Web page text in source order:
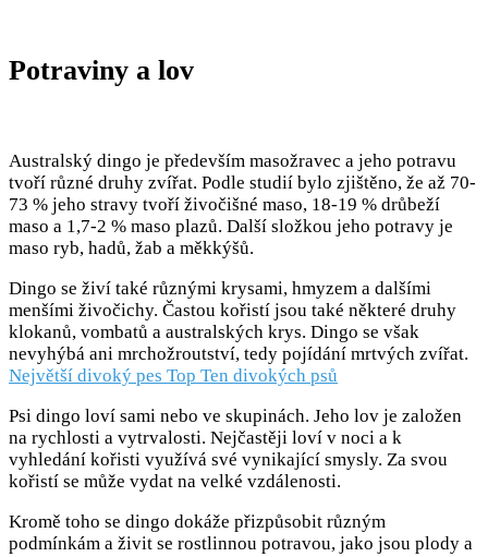
Potraviny a lov
Australský dingo je především masožravec a jeho potravu
tvoří různé druhy zvířat. Podle studií bylo zjištěno, že až 70-
73 % jeho stravy tvoří živočišné maso, 18-19 % drůbeží
maso a 1,7-2 % maso plazů. Další složkou jeho potravy je
maso ryb, hadů, žab a měkkýšů.
Dingo se živí také různými krysami, hmyzem a dalšími
menšími živočichy. Častou kořistí jsou také některé druhy
klokanů, vombatů a australských krys. Dingo se však
nevyhýbá ani mrchožroutství, tedy pojídání mrtvých zvířat.
Největší divoký pes Top Ten divokých psů
Psi dingo loví sami nebo ve skupinách. Jeho lov je založen
na rychlosti a vytrvalosti. Nejčastěji loví v noci a k
vyhledání kořisti využívá své vynikající smysly. Za svou
kořistí se může vydat na velké vzdálenosti.
Kromě toho se dingo dokáže přizpůsobit různým
podmínkám a živit se rostlinnou potravou, jako jsou plody a